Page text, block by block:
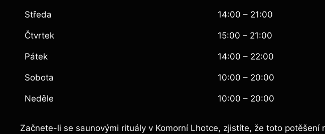
Středa 14:00 – 21:00
Čtvrtek 15:00 – 21:00
Pátek 14:00 – 22:00
Sobota 10:00 – 20:00
Neděle 10:00 – 20:00
Začnete-li se saunovými rituály v Komorní Lhotce, zjistíte, že toto potěšení